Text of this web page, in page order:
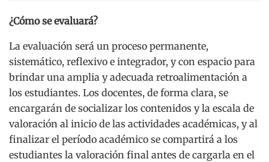
¿Cómo se evaluará?
La evaluación será un proceso permanente,
sistemático, reflexivo e integrador, y con espacio para
brindar una amplia y adecuada retroalimentación a
los estudiantes. Los docentes, de forma clara, se
encargarán de socializar los contenidos y la escala de
valoración al inicio de las actividades académicas, y al
finalizar el período académico se compartirá a los
estudiantes la valoración final antes de cargarla en el